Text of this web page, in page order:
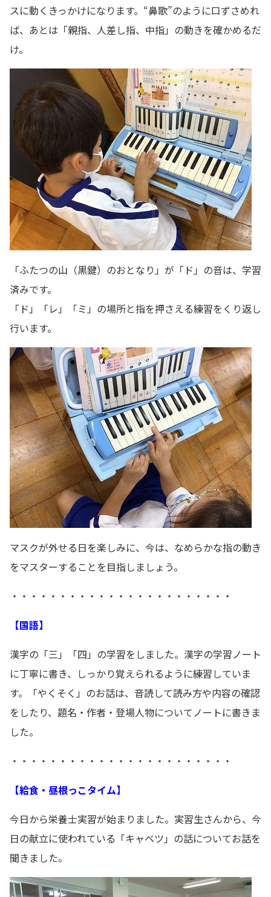
スに動くきっかけになります。“鼻歌”のように口ずさめれ
ば、あとは「親指、人差し指、中指」の動きを確かめるだ
け。
「ふたつの山（黒鍵）のおとなり」が「ド」の音は、学習
済みです。
「ド」「レ」「ミ」の場所と指を押さえる練習をくり返し
行います。
マスクが外せる日を楽しみに、今は、なめらかな指の動き
をマスターすることを目指しましょう。
・・・・・・・・・・・・・・・・・・・・・・・
【国語】
漢字の「三」「四」の学習をしました。漢字の学習ノート
に丁寧に書き、しっかり覚えられるように練習していま
す。「やくそく」のお話は、音読して読み方や内容の確認
をしたり、題名・作者・登場人物についてノートに書きま
した。
・・・・・・・・・・・・・・・・・・・・・・・
【給食・昼根っこタイム】
今日から栄養士実習が始まりました。実習生さんから、今
日の献立に使われている「キャベツ」の話についてお話を
聞きました。